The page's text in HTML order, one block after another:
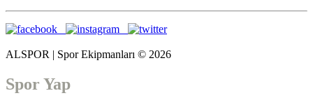
ALSPOR | Spor Ekipmanları © 2026
Spor Yap